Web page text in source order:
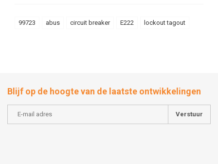
99723 abus circuit breaker E222 lockout tagout
Blijf op de hoogte van de laatste ontwikkelingen
Verstuur